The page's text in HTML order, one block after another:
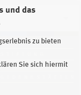
und das
zu bieten
Sie sich hiermit